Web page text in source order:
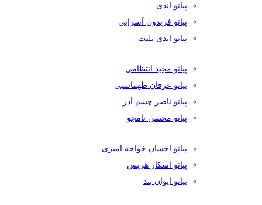
پیانو اندی
پیانو فریدون آسرایی
پیانو اندی تلنت
پیانو مجید انتظامی
پیانو عرفان طهماسبی
پیانو ناصر چشم آذر
پیانو محسن نامجو
پیانو احسان خواجه امیری
پیانو اسکار هریس
پیانو ایوان بند